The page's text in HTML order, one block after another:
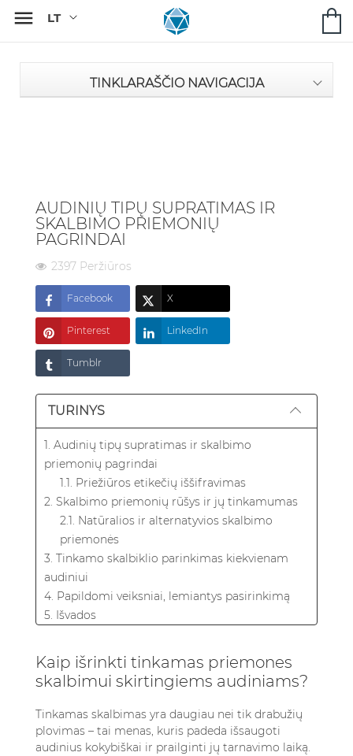

TINKLARAŠČIO NAVIGACIJA
AUDINIŲ TIPŲ SUPRATIMAS IR
SKALBIMO PRIEMONIŲ
PAGRINDAI
2397 Peržiūros
Facebook X
Pinterest LinkedIn
Tumblr
TURINYS
1. Audinių tipų supratimas ir skalbimo
priemonių pagrindai
1.1. Priežiūros etikečių iššifravimas
2. Skalbimo priemonių rūšys ir jų tinkamumas
2.1. Natūralios ir alternatyvios skalbimo
priemonės
3. Tinkamo skalbiklio parinkimas kiekvienam
audiniui
4. Papildomi veiksniai, lemiantys pasirinkimą
5. Išvados
6.1. Koks universalus skalbiklis geriausias
šeimoms su įvairiais audiniais?
6.2. Ar galiu naudoti tą patį skalbiklį kūdikių
ir suaugusiųjų drabužiams?
6.3. Ar vandens kietumas turi įtakos skalbimo
priemonių efektyvumui?
Kaip išrinkti tinkamas priemones
skalbimui skirtingiems audiniams?
Tinkamas skalbimas yra daugiau nei tik drabužių
plovimas – tai menas, kuris padeda išsaugoti
audinius kokybiškai ir prailginti jų tarnavimo laiką.